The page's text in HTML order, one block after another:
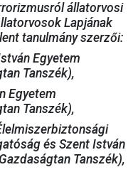
állatorvosi
Lapjának
tanulmány szerzői:
Egyetem
Tanszék),
Egyetem
Tanszék),
és Szent István
Tanszék),